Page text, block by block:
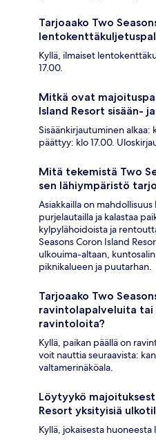
Tarjoaako Two
Kyllä, ilmaiset
17.00.
Mitkä ovat
Island Resort sisään-
Sisäänkirjautuminen alkaa:
päättyy: klo 17.00.
Mitä tekemistä Two
sen lähiympäristö
Asiakkailla on
purjelautailla ja kalastaa
kylpylähoidoista ja
Seasons Coron Island
ulkouima-altaan,
piknikalueen ja puutarhan.
Tarjoaako Two
ravintolapalveluita tai
ravintoloita?
Kyllä, paikan päällä on
voit nauttia seuraavista:
valtamerinäköala.
Löytyykö
Resort yksityisiä
Kyllä, jokaisesta